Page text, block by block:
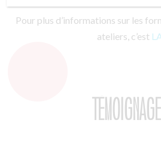
Pour plus d’informations sur les
ateliers, c’est